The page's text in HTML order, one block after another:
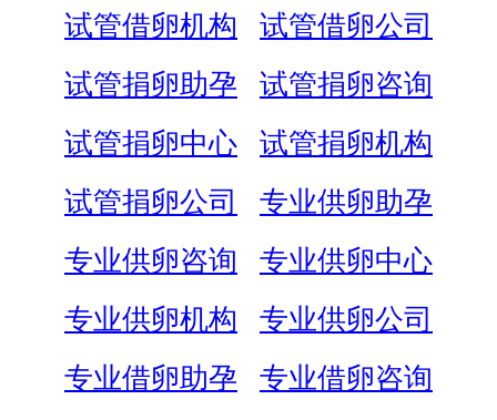
试管借卵机构
试管借卵公司
试管捐卵助孕
试管捐卵咨询
试管捐卵中心
试管捐卵机构
试管捐卵公司
专业供卵助孕
专业供卵咨询
专业供卵中心
专业供卵机构
专业供卵公司
专业借卵助孕
专业借卵咨询